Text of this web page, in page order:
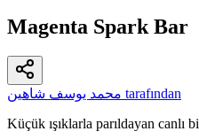
Magenta Spark Bar
محمد يوسف شاهين tarafından
Küçük ışıklarla parıldayan canlı